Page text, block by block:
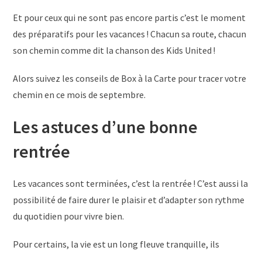
Et pour ceux qui ne sont pas encore partis c’est le moment
des préparatifs pour les vacances ! Chacun sa route, chacun
son chemin comme dit la chanson des Kids United !
Alors suivez les conseils de Box à la Carte pour tracer votre
chemin en ce mois de septembre.
Les astuces d’une bonne
rentrée
Les vacances sont terminées, c’est la rentrée ! C’est aussi la
possibilité de faire durer le plaisir et d’adapter son rythme
du quotidien pour vivre bien.
Pour certains, la vie est un long fleuve tranquille, ils